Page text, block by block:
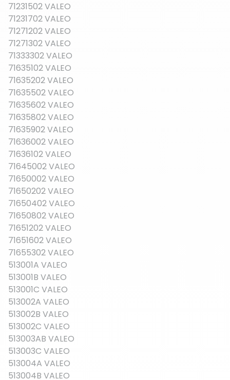
71231502 VALEO
71231702 VALEO
71271202 VALEO
71271302 VALEO
71333302 VALEO
71635102 VALEO
71635202 VALEO
71635502 VALEO
71635602 VALEO
71635802 VALEO
71635902 VALEO
71636002 VALEO
71636102 VALEO
71645002 VALEO
71650002 VALEO
71650202 VALEO
71650402 VALEO
71650802 VALEO
71651202 VALEO
71651602 VALEO
71655302 VALEO
513001A VALEO
513001B VALEO
513001C VALEO
513002A VALEO
513002B VALEO
513002C VALEO
513003AB VALEO
513003C VALEO
513004A VALEO
513004B VALEO